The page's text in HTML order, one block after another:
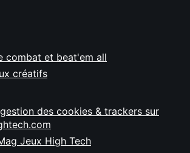
combat et beat'em all
créatifs
des cookies & trackers sur
Jeux High Tech